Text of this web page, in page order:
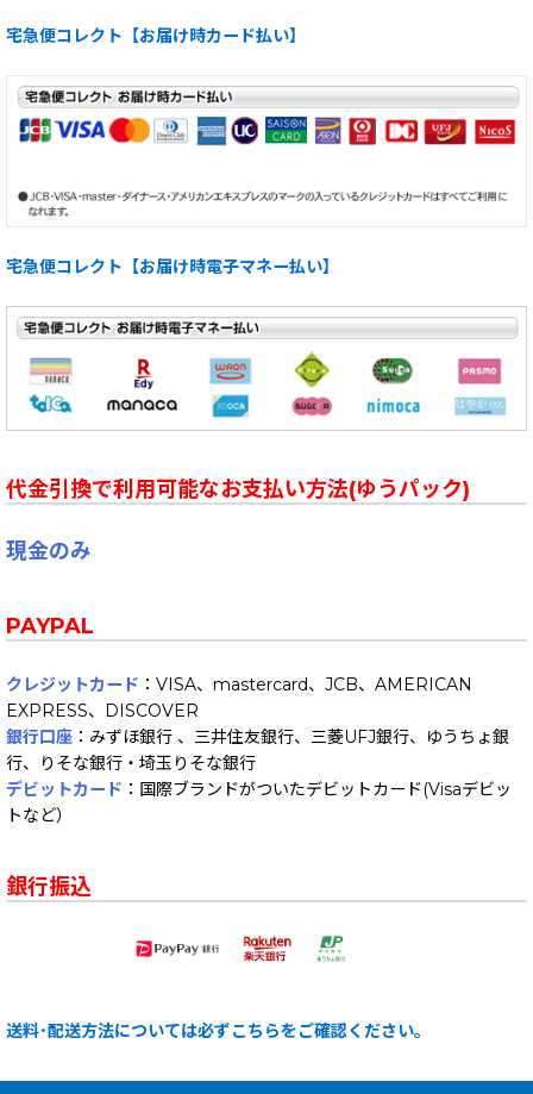
宅急便コレクト【お届け時カード払い】
宅急便コレクト【お届け時電子マネー払い】
代金引換で利用可能なお支払い方法(ゆうパック)
現金のみ
PAYPAL
クレジットカード ：VISA、mastercard、JCB、AMERICAN
EXPRESS、DISCOVER
銀行口座 ：みずほ銀行 、三井住友銀行、三菱UFJ銀行、ゆうちょ銀
行、りそな銀行・埼玉りそな銀行
デビットカード ：国際ブランドがついたデビットカード(Visaデビッ
トなど）
銀行振込
送料･配送方法については必ずこちらをご確認ください。